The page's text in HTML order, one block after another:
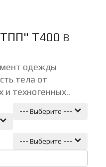
Т400 В
одежды
тела от
и техногенных..
--- Выберите ---
--- Выберите ---